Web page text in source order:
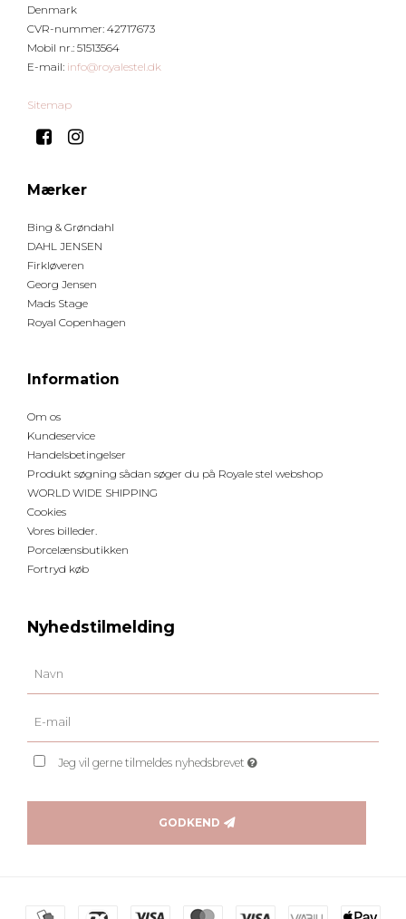
Denmark
CVR-nummer: 42717673
Mobil nr.: 51513564
E-mail: info@royalestel.dk
Sitemap
Mærker
Bing & Grøndahl
DAHL JENSEN
Firkløveren
Georg Jensen
Mads Stage
Royal Copenhagen
Information
Om os
Kundeservice
Handelsbetingelser
Produkt søgning sådan søger du på Royale stel webshop
WORLD WIDE SHIPPING
Cookies
Vores billeder.
Porcelænsbutikken
Fortryd køb
Nyhedstilmelding
Jeg vil gerne tilmeldes nyhedsbrevet
GODKEND